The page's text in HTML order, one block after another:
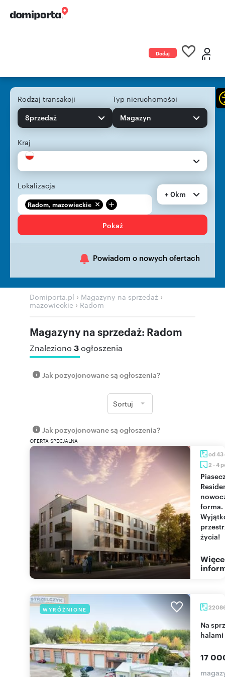
Dodaj
Rodzaj transakcji
Sprzedaż
Typ nieruchomości
Magazyn
Kraj
Lokalizacja
Radom, mazowieckie +
+ 0km
Pokaż
Powiadom o nowych ofertach
Domiporta.pl › Magazyny na sprzedaż ›
mazowieckie › Radom
Magazyny na sprzedaż: Radom
Znaleziono 3ogłoszenia
Jak pozycjonowane są ogłoszenia?
Sortuj
Jak pozycjonowane są ogłoszenia?
OFERTA SPECJALNA
od 43
2 - 4
Piaseczno
forma.
życia!
WYRÓŻNIONE
Na sprzedaż duży teren przemysłowy 22 086 m² z
17